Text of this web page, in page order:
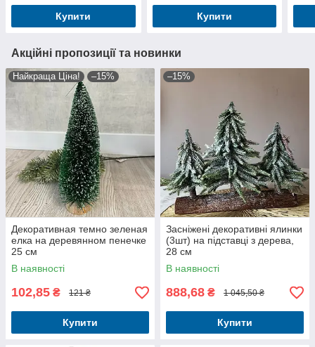
Купити Купити
Акційні пропозиції та новинки
Найкраща Ціна! –15%
Декоративная темно зеленая
елка на деревянном пенечке
25 см
В наявності
102,85 ₴ 121 ₴
Купити
–15%
Засніжені декоративні ялинки
(3шт) на підставці з дерева,
28 см
В наявності
888,68 ₴ 1 045,50 ₴
Купити